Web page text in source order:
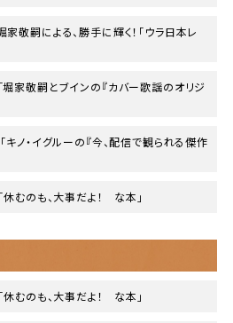
敬嗣による、勝手に輝く！「ウラ日本レ
家敬嗣とブインの『カバー歌謡のオリジ
ノ・イグルーの『今、配信で観られる傑作
むのも、大事だよ！ な本」
むのも、大事だよ！ な本」